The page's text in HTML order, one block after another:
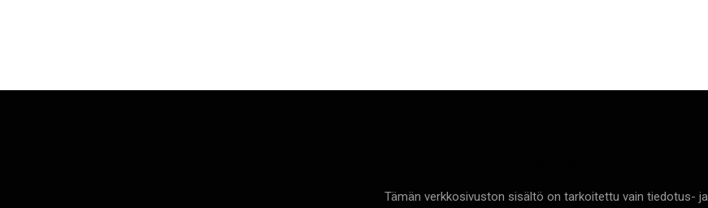
Tämän verkkosivuston sisältö on tarkoitettu vain tiedotus- ja